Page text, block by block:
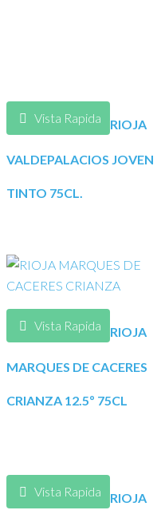
Vista Rapida RIOJA
VALDEPALACIOS JOVEN
TINTO 75CL.
Vista Rapida RIOJA
MARQUES DE CACERES
CRIANZA 12.5º 75CL
Vista Rapida RIOJA